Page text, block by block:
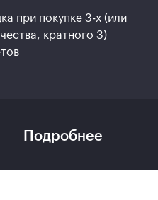
при покупке 3-х (или
кратного 3)
Подробнее